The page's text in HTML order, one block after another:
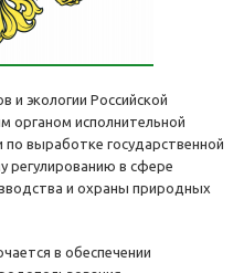
и экологии Российской
органом исполнительной
выработке государственной
регулированию в сфере
и охраны природных
в обеспечении